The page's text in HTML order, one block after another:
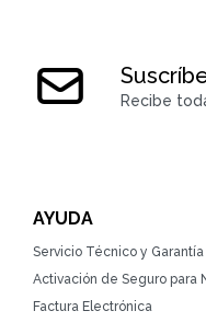
Recibe
AYUDA
Servicio Técnico y Garantía
Activación de Seguro para
Factura Electrónica